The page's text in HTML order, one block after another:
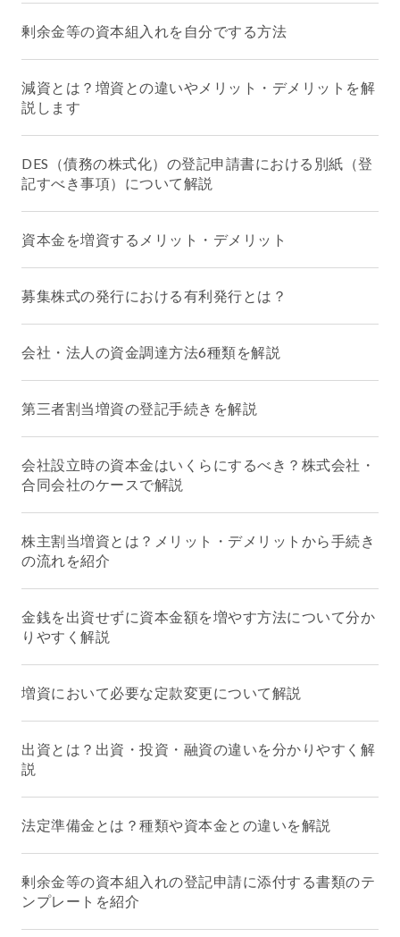
剰余金等の資本組入れを自分でする方法
減資とは？増資との違いやメリット・デメリットを解
説します
DES（債務の株式化）の登記申請書における別紙（登
記すべき事項）について解説
資本金を増資するメリット・デメリット
募集株式の発行における有利発行とは？
会社・法人の資金調達方法6種類を解説
第三者割当増資の登記手続きを解説
会社設立時の資本金はいくらにするべき？株式会社・
合同会社のケースで解説
株主割当増資とは？メリット・デメリットから手続き
の流れを紹介
金銭を出資せずに資本金額を増やす方法について分か
りやすく解説
増資において必要な定款変更について解説
出資とは？出資・投資・融資の違いを分かりやすく解
説
法定準備金とは？種類や資本金との違いを解説
剰余金等の資本組入れの登記申請に添付する書類のテ
ンプレートを紹介